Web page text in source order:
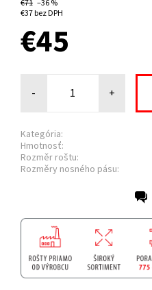
€71 –36 %
€37 bez DPH
€45
- +
Kategória:
Hmotnosť:
Rozměr roštu:
Rozměry nosného pásu: